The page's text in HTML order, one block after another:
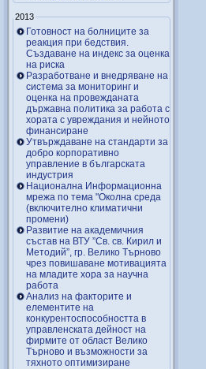
2013
Готовност на болниците за
реакция при бедствия.
Създаване на индекс за оценка
на риска
Разработване и внедряване на
система за мониторинг и
оценка на провежданата
държавна политика за работа с
хората с увреждания и нейното
финансиране
Утвърждаване на стандарти за
добро корпоративно
управление в българската
индустрия
Национална Информационна
мрежа по тема "Околна среда
(включително климатични
промени)
Развитие на академичния
състав на ВТУ ”Св. св. Кирил и
Методий”, гр. Велико Търново
чрез повишаване мотивацията
на младите хора за научна
работа
Анализ на факторите и
елементите на
конкурентоспособността в
управленската дейност на
фирмите от област Велико
Търново и възможности за
тяхното оптимизиране